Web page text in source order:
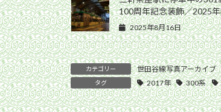
100周年記念装飾／2025
2025年8月16日
カテゴリー 世田谷線写真アーカイブ
タグ 2017年 300系